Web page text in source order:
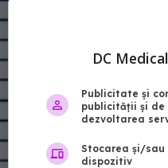
DC
Publicitate și
publicității și de
dezvoltarea
Stocarea și/sau
dispozitiv